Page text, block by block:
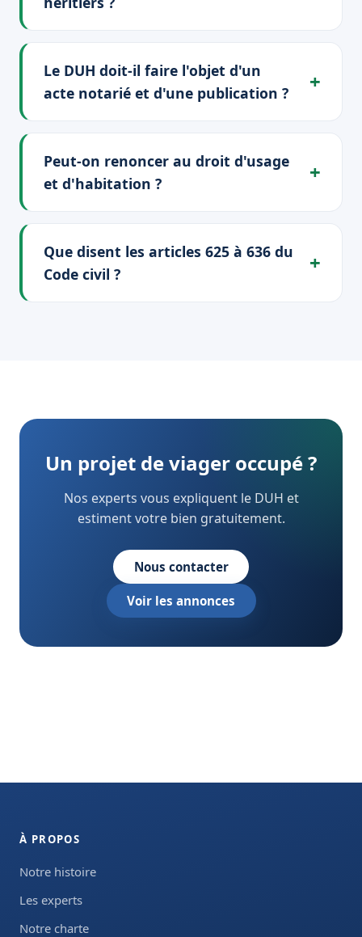
Le DUH doit-il faire l'objet d'un
acte notarié et d'une publication ?
Peut-on renoncer au droit d'usage
et d'habitation ?
Que disent les articles 625 à 636 du
Code civil ?
Un projet de viager occupé ?
Nos experts vous expliquent le DUH et
estiment votre bien gratuitement.
Nous contacter
Voir les annonces
À PROPOS
Notre histoire
Les experts
Notre charte